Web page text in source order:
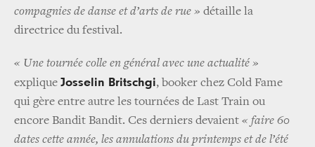
compagnies de danse et d’arts de rue » détaille la
directrice du festival.
« Une tournée colle en général avec une actualité »
explique Josselin Britschgi, booker chez Cold Fame
qui gère entre autre les tournées de Last Train ou
encore Bandit Bandit. Ces derniers devaient « faire 60
dates cette année, les annulations du printemps et de l’été